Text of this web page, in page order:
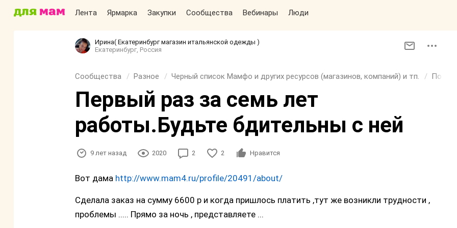
Лента Ярмарка Закупки Сообщества Вебинары Люди
Ирина( Екатеринбург магазин итальянской одежды )
Екатеринбург, Россия
Сообщества Разное Черный список Мамфо и других ресурсов (магазинов, компаний) и тп.
Первый раз за семь лет
работы.Будьте бдительны с ней
9 лет назад 2020 2 2 Нравится
Вот дама http://www.mam4.ru/profile/20491/about/
Сделала заказ на сумму 6600 р и когда пришлось платить ,тут же возникли трудности ,
проблемы ..... Прямо за ночь , представляете ...